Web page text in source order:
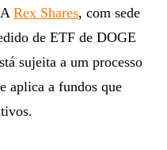
Rex Shares, com sede
de ETF de DOGE
sujeita a um processo
aplica a fundos que